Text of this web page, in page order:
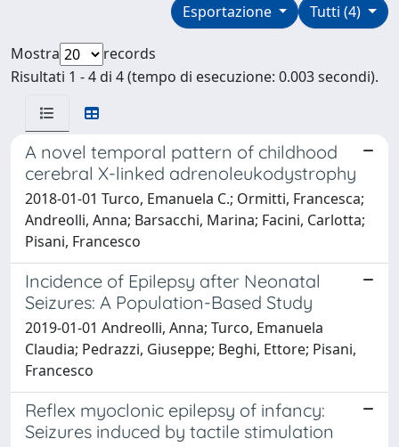
Tutti (4)
Esportazione
Mostra
records
Risultati 1 - 4 di 4 (tempo di esecuzione: 0.003 secondi).
A novel temporal pattern of childhood
cerebral X-linked adrenoleukodystrophy
2018-01-01 Turco, Emanuela C.; Ormitti, Francesca;
Andreolli, Anna; Barsacchi, Marina; Facini, Carlotta;
Pisani, Francesco
Incidence of Epilepsy after Neonatal
Seizures: A Population-Based Study
2019-01-01 Andreolli, Anna; Turco, Emanuela
Claudia; Pedrazzi, Giuseppe; Beghi, Ettore; Pisani,
Francesco
Reflex myoclonic epilepsy of infancy:
Seizures induced by tactile stimulation